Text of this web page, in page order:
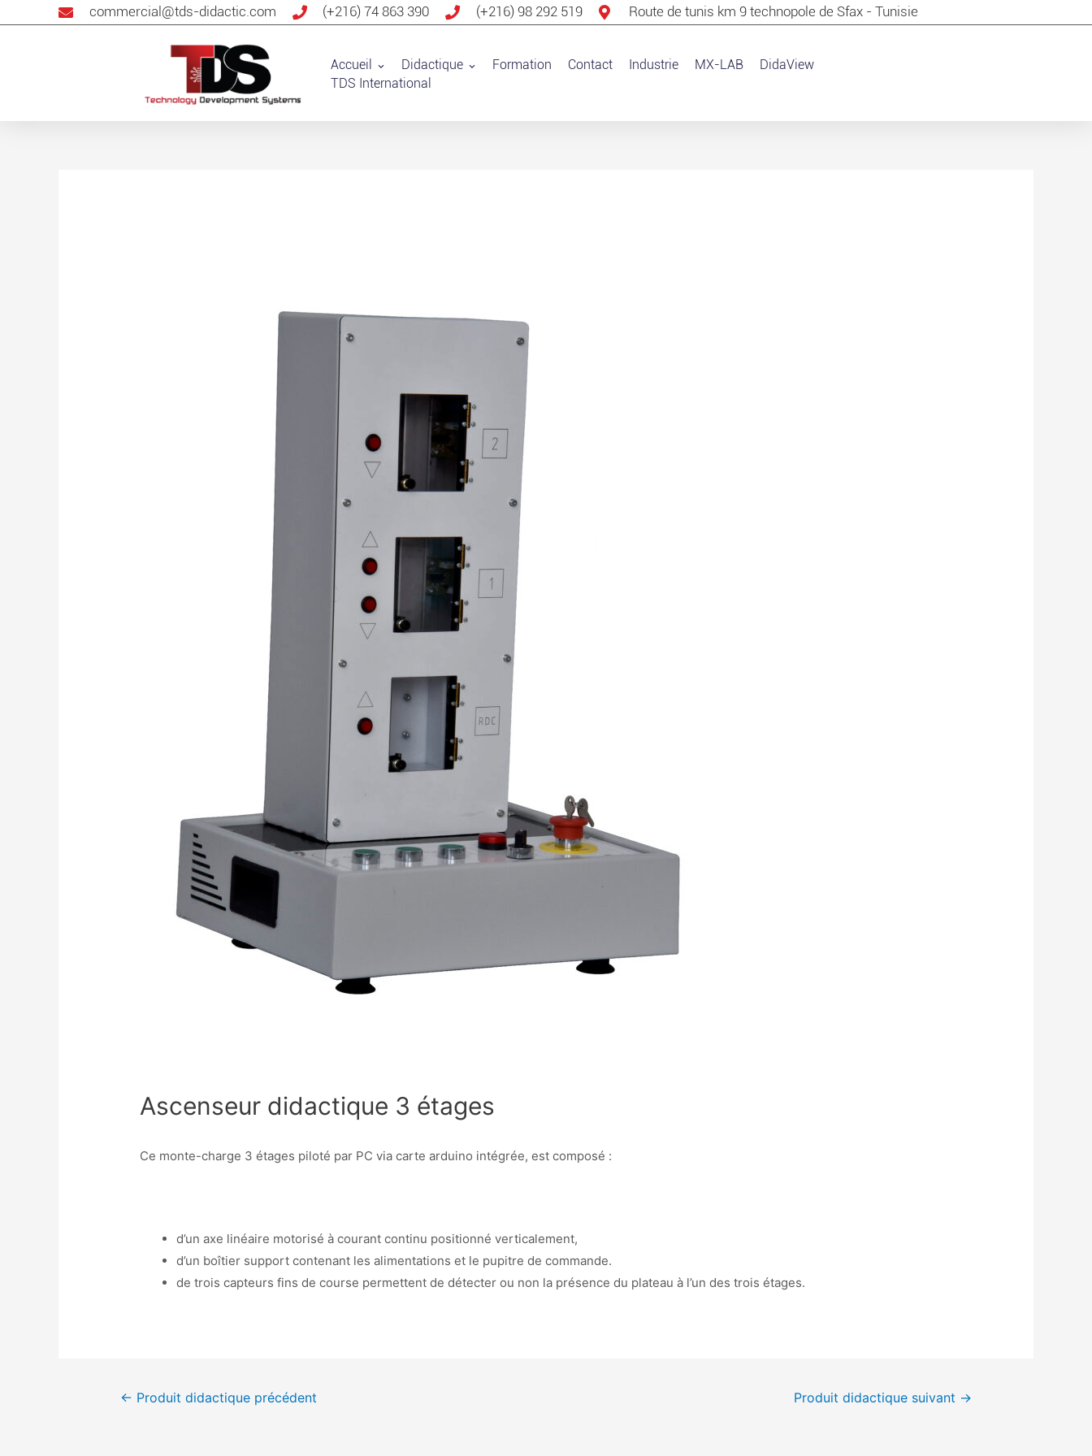
commercial@tds-didactic.com (+216) 74 863 390 (+216) 98 292 519 Route de tunis km 9 technopole de Sfax - Tunisie
Accueil Didactique Formation Contact Industrie MX-LAB
DidaView
TDS International
Ascenseur didactique 3 étages
Ce monte-charge 3 étages piloté par PC via carte arduino intégrée, est composé :
d’un axe linéaire motorisé à courant continu positionné verticalement,
d’un boîtier support contenant les alimentations et le pupitre de commande.
de trois capteurs fins de course permettent de détecter ou non la présence du plateau à l’un des trois étages.
← Produit didactique précédent Produit didactique suivant →